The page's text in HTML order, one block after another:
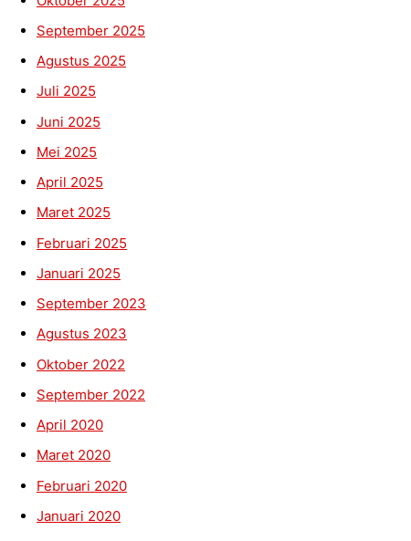
September 2025
Agustus 2025
Juli 2025
Juni 2025
Mei 2025
April 2025
Maret 2025
Februari 2025
Januari 2025
September 2023
Agustus 2023
Oktober 2022
September 2022
April 2020
Maret 2020
Februari 2020
Januari 2020